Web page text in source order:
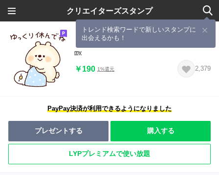
クリエイターズスタンプ
トレンド検索ワードで新しいスタンプに
出会えるかも！
くまのカッフェ ２ 気づかい編
my
￥190 1%還元 2,379
PayPay決済が利用できるようになりました
プレゼントする 購入する
LYPプレミアムで使い放題